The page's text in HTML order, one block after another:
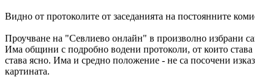
Видно от протоколите от заседанията на постоянните
Проучване на "Севлиево онлайн" в произволно избрани
Има общини с подробно водени протоколи, от които
става ясно. Има и средно положение - не са посочени
картината.